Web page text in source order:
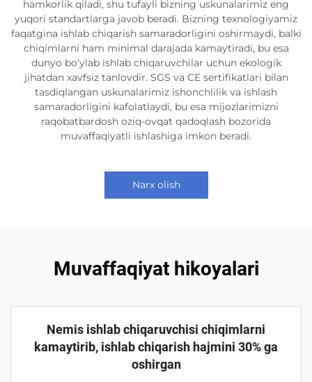
hamkorlik qiladi, shu tufayli bizning uskunalarimiz eng
yuqori standartlarga javob beradi. Bizning texnologiyamiz
faqatgina ishlab chiqarish samaradorligini oshirmaydi, balki
chiqimlarni ham minimal darajada kamaytiradi, bu esa
dunyo bo'ylab ishlab chiqaruvchilar uchun ekologik
jihatdan xavfsiz tanlovdir. SGS va CE sertifikatlari bilan
tasdiqlangan uskunalarimiz ishonchlilik va ishlash
samaradorligini kafolatlaydi, bu esa mijozlarimizni
raqobatbardosh oziq-ovqat qadoqlash bozorida
muvaffaqiyatli ishlashiga imkon beradi.
Narx olish
Muvaffaqiyat hikoyalari
Nemis ishlab chiqaruvchisi chiqimlarni
kamaytirib, ishlab chiqarish hajmini 30% ga
oshirgan